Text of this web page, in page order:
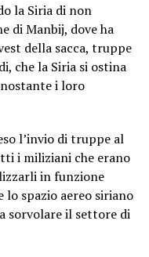
la Siria di non
di Manbij, dove ha
della sacca, truppe
che la Siria si ostina
i loro
l’invio di truppe al
i miliziani che erano
in funzione
lo spazio aereo siriano
sorvolare il settore di